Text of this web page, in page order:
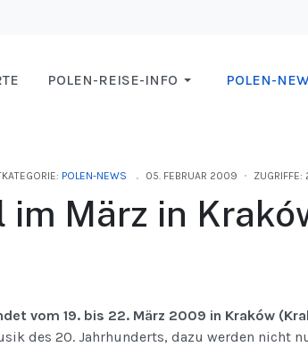
POLEN-REISE-INFO POLEN-
POLEN-NEWS 05. FEBRUAR 2009
März in
vom 19. bis 22. März 2009 in Kraków
des 20. Jahrhunderts, dazu werden nicht